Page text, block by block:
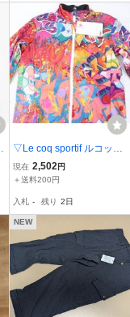
▽Le coq sportif ルコック
スポルティフ ストリート
アート サーモジャージ 長
未使用
現在 2,502 円
＋送料200円
入札 - 残り 2日
NEW